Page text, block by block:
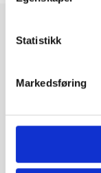
Statistikk
Markedsføring